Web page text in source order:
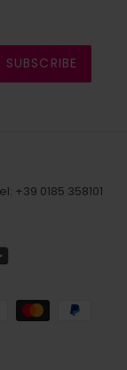
SUBSCRIBE
+39 0185 358101